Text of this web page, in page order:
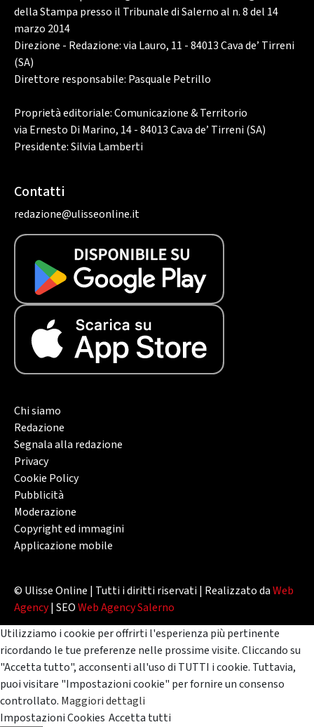
della Stampa presso il Tribunale di Salerno al n. 8 del 14
marzo 2014
Direzione - Redazione: via Lauro, 11 - 84013 Cava de’ Tirreni
(SA)
Direttore responsabile: Pasquale Petrillo
Proprietà editoriale: Comunicazione & Territorio
via Ernesto Di Marino, 14 - 84013 Cava de’ Tirreni (SA)
Presidente: Silvia Lamberti
Contatti
redazione@ulisseonline.it
Chi siamo
Redazione
Segnala alla redazione
Privacy
Cookie Policy
Pubblicità
Moderazione
Copyright ed immagini
Applicazione mobile
© Ulisse Online | Tutti i diritti riservati | Realizzato daWeb
Agency| SEOWeb Agency Salerno
Utilizziamo i cookie per offrirti l'esperienza più pertinente
ricordando le tue preferenze nelle prossime visite. Cliccando su
"Accetta tutto", acconsenti all'uso di TUTTI i cookie. Tuttavia,
puoi visitare "Impostazioni cookie" per fornire un consenso
controllato. Maggiori dettagli
Impostazioni Cookies Accetta tutti